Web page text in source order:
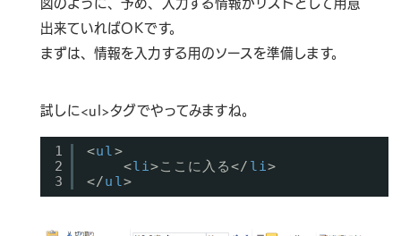
図のように、予め、入力する情報がリストとして用意
出来ていればOKです。
まずは、情報を入力する用のソースを準備します。
試しに<ul>タグでやってみますね。
1
2
3
<ul>
<li>ここに入る</ li>
</ul>